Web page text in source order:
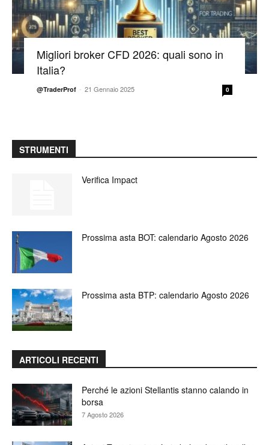
Migliori broker CFD 2026: quali sono in
Italia?
@TraderProf - 21 Gennaio 2025 0
STRUMENTI
Verifica Impact
Prossima asta BOT: calendario Agosto 2026
Prossima asta BTP: calendario Agosto 2026
ARTICOLI RECENTI
Perché le azioni Stellantis stanno calando in
borsa
7 Agosto 2026